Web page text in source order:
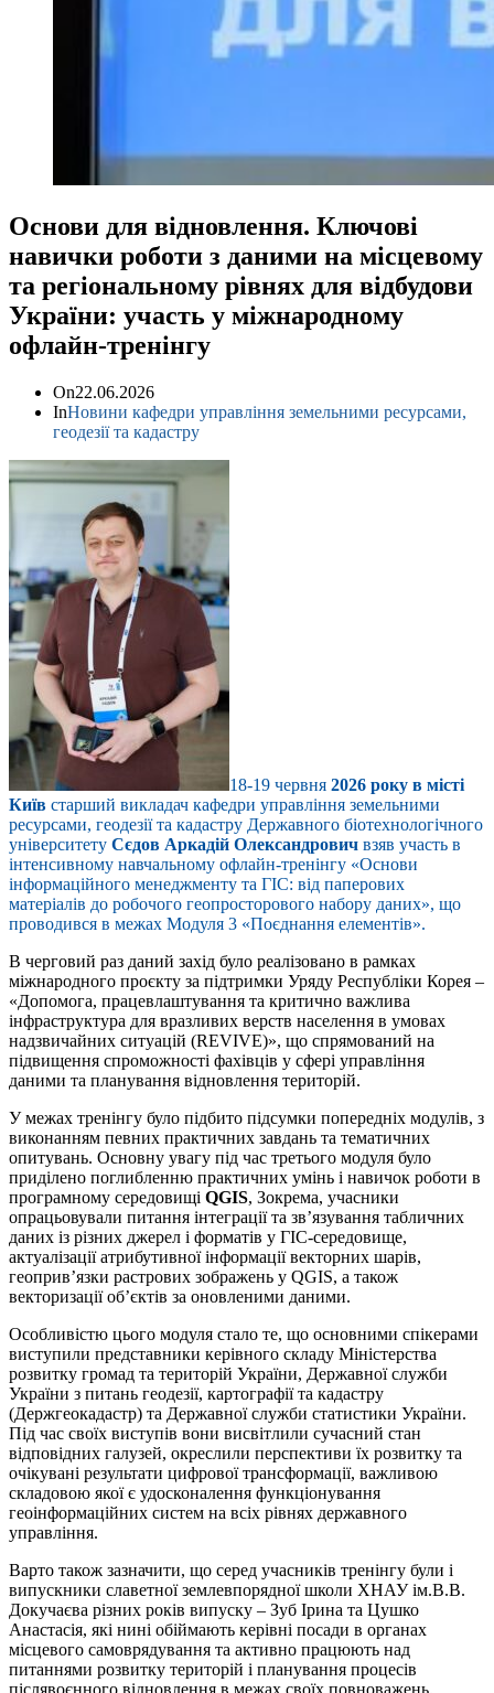
Основи для відновлення. Ключові
навички роботи з даними на місцевому
та регіональному рівнях для відбудови
України: участь у міжнародному
офлайн-тренінгу
On22.06.2026
InНовини кафедри управління земельними ресурсами,
геодезії та кадастру
18-19 червня 2026 року в місті
Київ старший викладач кафедри управління земельними
ресурсами, геодезії та кадастру Державного біотехнологічного
університету Сєдов Аркадій Олександрович взяв участь в
інтенсивному навчальному офлайн-тренінгу «Основи
інформаційного менеджменту та ГІС: від паперових
матеріалів до робочого геопросторового набору даних», що
проводився в межах Модуля 3 «Поєднання елементів».
В черговий раз даний захід було реалізовано в рамках
міжнародного проєкту за підтримки Уряду Республіки Корея –
«Допомога, працевлаштування та критично важлива
інфраструктура для вразливих верств населення в умовах
надзвичайних ситуацій (REVIVE)», що спрямований на
підвищення спроможності фахівців у сфері управління
даними та планування відновлення територій.
У межах тренінгу було підбито підсумки попередніх модулів, з
виконанням певних практичних завдань та тематичних
опитувань. Основну увагу під час третього модуля було
приділено поглибленню практичних умінь і навичок роботи в
програмному середовищі QGIS, Зокрема, учасники
опрацьовували питання інтеграції та зв’язування табличних
даних із різних джерел і форматів у ГІС-середовище,
актуалізації атрибутивної інформації векторних шарів,
геоприв’язки растрових зображень у QGIS, а також
векторизації об’єктів за оновленими даними.
Особливістю цього модуля стало те, що основними спікерами
виступили представники керівного складу Міністерства
розвитку громад та територій України, Державної служби
України з питань геодезії, картографії та кадастру
(Держгеокадастр) та Державної служби статистики України.
Під час своїх виступів вони висвітлили сучасний стан
відповідних галузей, окреслили перспективи їх розвитку та
очікувані результати цифрової трансформації, важливою
складовою якої є удосконалення функціонування
геоінформаційних систем на всіх рівнях державного
управління.
Варто також зазначити, що серед учасників тренінгу були і
випускники славетної землевпорядної школи ХНАУ ім.В.В.
Докучаєва різних років випуску – Зуб Ірина та Цушко
Анастасія, які нині обіймають керівні посади в органах
місцевого самоврядування та активно працюють над
питаннями розвитку територій і планування процесів
післявоєнного відновлення в межах своїх повноважень.